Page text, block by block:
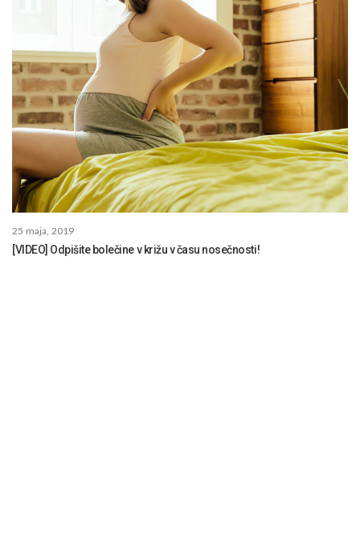
25 maja, 2019
[VIDEO] Odpišite bolečine v križu v času nosečnosti!